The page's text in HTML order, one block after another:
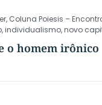
, Coluna Poiesis –
,individualismo,novo
o homem irônico